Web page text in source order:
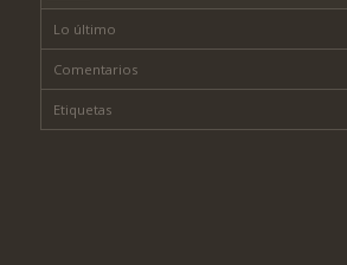
Lo último
Comentarios
Etiquetas